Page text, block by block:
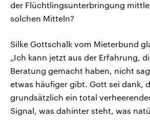
der Flüchtlingsunterbringung
solchen Mitteln?
Silke Gottschalk vom Mieterbund
„Ich kann jetzt aus der Erfahrung,
Beratung gemacht haben, nicht
etwas häufiger gibt. Gott sei dank,
grundsätzlich ein total
Signal, was dahinter steht, was